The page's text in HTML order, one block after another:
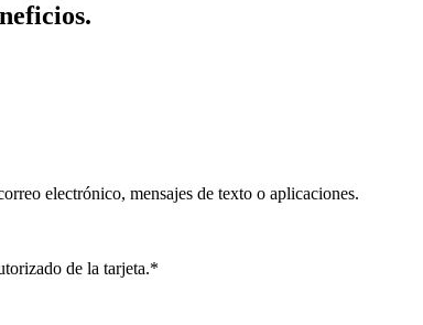
electrónico, mensajes de texto o aplicaciones.
de la tarjeta.*